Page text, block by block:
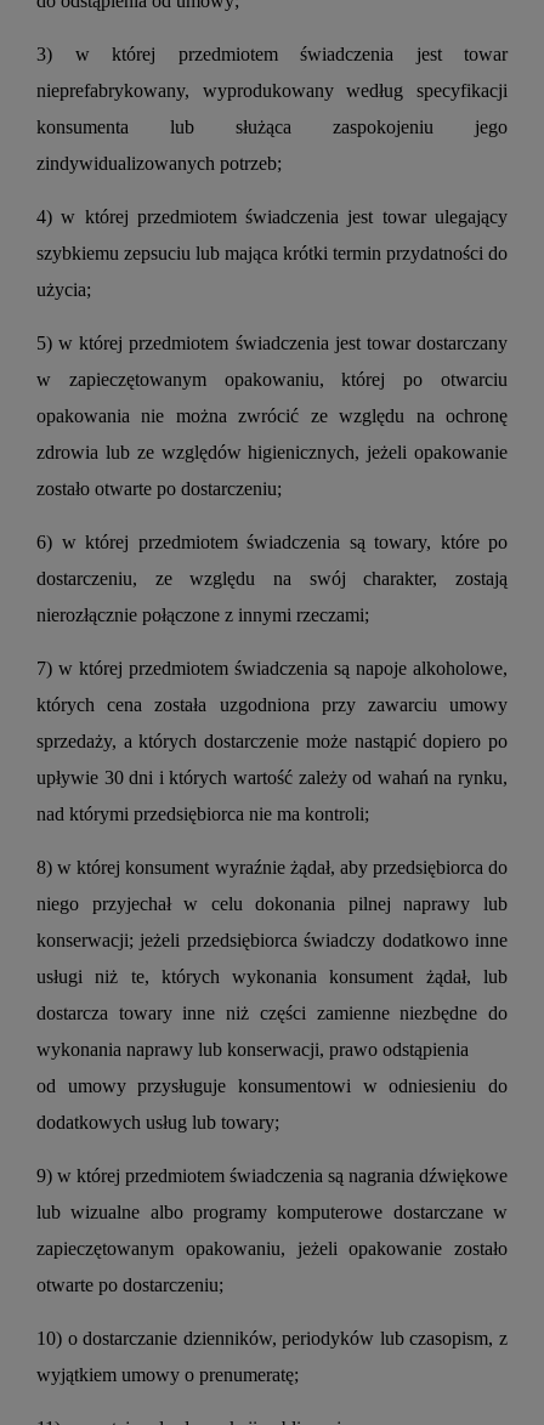
3) w której przedmiotem świadczenia jest towar
nieprefabrykowany, wyprodukowany według specyfikacji
konsumenta lub służąca zaspokojeniu jego
zindywidualizowanych potrzeb;
4) w której przedmiotem świadczenia jest towar ulegający
szybkiemu zepsuciu lub mająca krótki termin przydatności do
użycia;
5) w której przedmiotem świadczenia jest towar dostarczany
w zapieczętowanym opakowaniu, której po otwarciu
opakowania nie można zwrócić ze względu na ochronę
zdrowia lub ze względów higienicznych, jeżeli opakowanie
zostało otwarte po dostarczeniu;
6) w której przedmiotem świadczenia są towary, które po
dostarczeniu, ze względu na swój charakter, zostają
nierozłącznie połączone z innymi rzeczami;
7) w której przedmiotem świadczenia są napoje alkoholowe,
których cena została uzgodniona przy zawarciu umowy
sprzedaży, a których dostarczenie może nastąpić dopiero po
upływie 30 dni i których wartość zależy od wahań na rynku,
nad którymi przedsiębiorca nie ma kontroli;
8) w której konsument wyraźnie żądał, aby przedsiębiorca do
niego przyjechał w celu dokonania pilnej naprawy lub
konserwacji; jeżeli przedsiębiorca świadczy dodatkowo inne
usługi niż te, których wykonania konsument żądał, lub
dostarcza towary inne niż części zamienne niezbędne do
wykonania naprawy lub konserwacji, prawo odstąpienia
od umowy przysługuje konsumentowi w odniesieniu do
dodatkowych usług lub towary;
9) w której przedmiotem świadczenia są nagrania dźwiękowe
lub wizualne albo programy komputerowe dostarczane w
zapieczętowanym opakowaniu, jeżeli opakowanie zostało
otwarte po dostarczeniu;
10) o dostarczanie dzienników, periodyków lub czasopism, z
wyjątkiem umowy o prenumeratę;